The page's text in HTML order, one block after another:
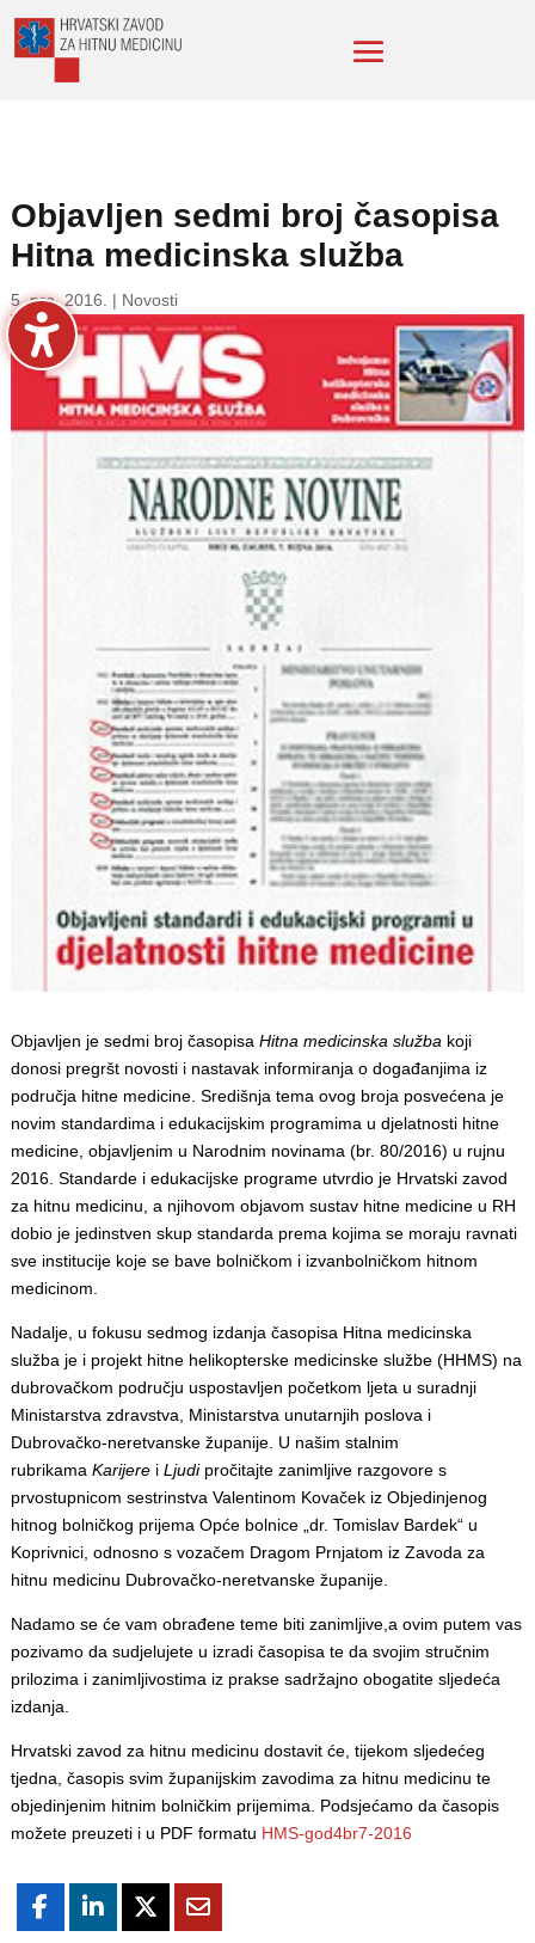
Objavljen sedmi broj časopisa
Hitna medicinska služba
5. pro. 2016. | Novosti
Objavljen je sedmi broj časopisa Hitna medicinska služba koji
donosi pregršt novosti i nastavak informiranja o događanjima iz
područja hitne medicine. Središnja tema ovog broja posvećena je
novim standardima i edukacijskim programima u djelatnosti hitne
medicine, objavljenim u Narodnim novinama (br. 80/2016) u rujnu
2016. Standarde i edukacijske programe utvrdio je Hrvatski zavod
za hitnu medicinu, a njihovom objavom sustav hitne medicine u RH
dobio je jedinstven skup standarda prema kojima se moraju ravnati
sve institucije koje se bave bolničkom i izvanbolničkom hitnom
medicinom.
Nadalje, u fokusu sedmog izdanja časopisa Hitna medicinska
služba je i projekt hitne helikopterske medicinske službe (HHMS) na
dubrovačkom području uspostavljen početkom ljeta u suradnji
Ministarstva zdravstva, Ministarstva unutarnjih poslova i
Dubrovačko-neretvanske županije. U našim stalnim
rubrikama Karijerei Ljudipročitajte zanimljive razgovore s
prvostupnicom sestrinstva Valentinom Kovaček iz Objedinjenog
hitnog bolničkog prijema Opće bolnice „dr. Tomislav Bardek“ u
Koprivnici, odnosno s vozačem Dragom Prnjatom iz Zavoda za
hitnu medicinu Dubrovačko-neretvanske županije.
Nadamo se će vam obrađene teme biti zanimljive,a ovim putem vas
pozivamo da sudjelujete u izradi časopisa te da svojim stručnim
prilozima i zanimljivostima iz prakse sadržajno obogatite sljedeća
izdanja.
Hrvatski zavod za hitnu medicinu dostavit će, tijekom sljedećeg
tjedna, časopis svim županijskim zavodima za hitnu medicinu te
objedinjenim hitnim bolničkim prijemima. Podsjećamo da časopis
možete preuzeti i u PDF formatu HMS-god4br7-2016